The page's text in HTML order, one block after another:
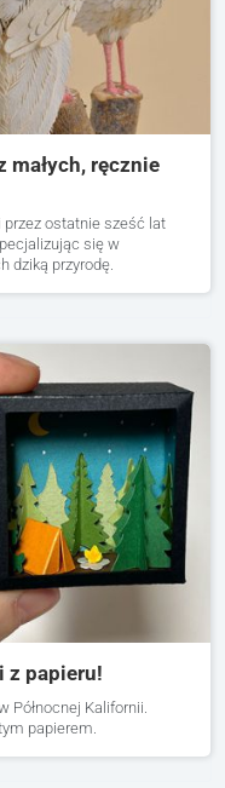
małych, ręcznie
przez ostatnie sześć lat
się w
dziką przyrodę.
z papieru!
Kalifornii.
papierem.